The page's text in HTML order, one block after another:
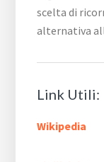
scelta di
alternativa
Link Utili:
Wikipedia